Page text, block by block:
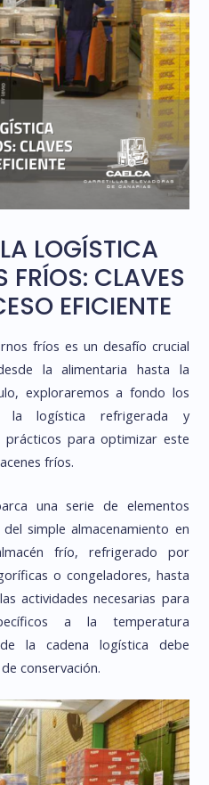
LOGÍSTICA
FRÍOS: CLAVES
EFICIENTE
fríos es un desafío crucial
la alimentaria hasta la
exploraremos a fondo los
la logística refrigerada y
prácticos para optimizar este
fríos.
una serie de elementos
simple almacenamiento en
frío, refrigerado por
o congeladores, hasta
actividades necesarias para
a la temperatura
la cadena logística debe
conservación.